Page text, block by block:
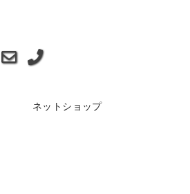
ネットショップ